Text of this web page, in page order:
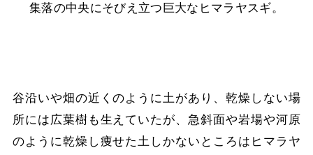
集落の中央にそびえ立つ巨大なヒマラヤスギ。
谷沿いや畑の近くのように土があり、乾燥しない場
所には広葉樹も生えていたが、急斜面や岩場や河原
のように乾燥し痩せた土しかないところはヒマラヤ